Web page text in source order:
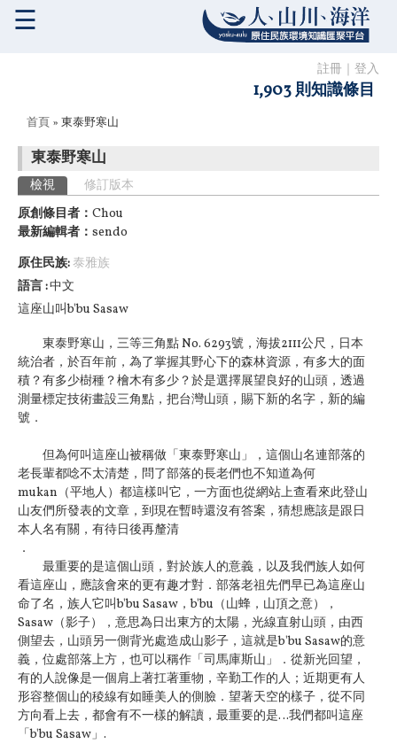
註冊 登入
1,903 則知識條目
☰
您在這裡
首頁 » 東泰野寒山
東泰野寒山
主要索引標籤
檢視 (作用中頁籤)
修訂版本
原創條目者： Chou
最新編輯者： sendo
原住民族: 泰雅族
語言 中文
這座山叫b'bu Sasaw
東泰野寒山，三等三角點 No. 6293號，海拔2111公尺，日本
統治者，於百年前， 為了掌握其野心下的森林資源，有多大的面
積？有多少樹種 ？檜木有多少？於是選擇展望良好的山頭，透過
測量標定技術畫設三角點，把台灣山頭，賜下新的名字，新的編
號．
但為何叫這座山被稱做「東泰野寒山」，這個山名連部落的
老長輩都唸不太清楚，問了部落的長老們也不知道為何
mukan（平地人）都這樣叫它，一方面也從網站上查看來此登山
山友們所發表的文章，到現在暫時還沒有答案，猜想應該是跟日
本人名有關，有待日後再釐清
．
最重要的是這個山頭，對於族人的意義，以及我們族人如何
看這座山，應該會來的更有趣才對．部落老祖先們早已為這座山
命了名，族人它叫b'bu Sasaw，b'bu（山蜂，山頂之意），
Sasaw（影子），意思為日出東方的太陽，光線直射山頭，由西
側望去，山頭另一側背光處造成山影子，這就是b'bu Sasaw的意
義，位處部落上方，也可以稱作「司馬庫斯山」．從新光回望，
有的人說像是一個肩上著扛著重物，辛勤工作的人；近期更有人
形容整個山的稜線有如睡美人的側臉．望著天空的樣子，從不同
方向看上去，都會有不一樣的解讀，最重要的是…我們都叫這座
「b'bu Sasaw」.